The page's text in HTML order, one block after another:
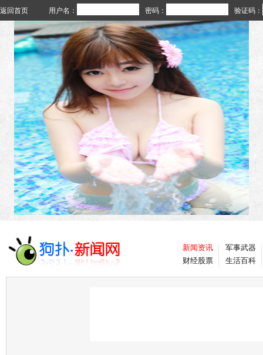
返回首页 用户名： 密码： 验证码：
新闻资讯
财经股票
军事武器
生活百科